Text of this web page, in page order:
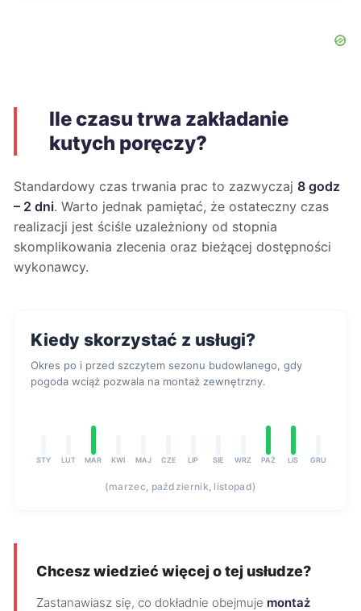
Ile czasu trwa zakładanie
kutych poręczy?
Standardowy czas trwania prac to zazwyczaj 8 godz
– 2 dni. Warto jednak pamiętać, że ostateczny czas
realizacji jest ściśle uzależniony od stopnia
skomplikowania zlecenia oraz bieżącej dostępności
wykonawcy.
Kiedy skorzystać z usługi?
Okres po i przed szczytem sezonu budowlanego, gdy
pogoda wciąż pozwala na montaż zewnętrzny.
STY LUT MAR KWI MAJ CZE LIP SIE WRZ PAŹ LIS GRU
(marzec, październik, listopad)
Chcesz wiedzieć więcej o tej usłudze?
Zastanawiasz się, co dokładnie obejmuje montaż